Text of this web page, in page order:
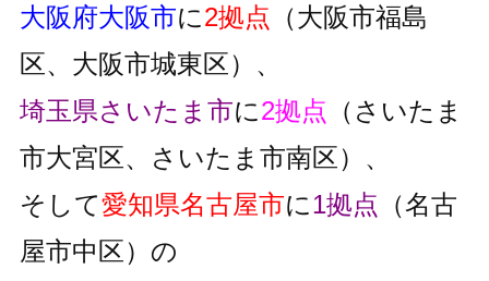
大阪府大阪市に2拠点 （大阪市福島
区、大阪市城東区）、
埼玉県さいたま市に2拠点 （さいたま
市大宮区、さいたま市南区）、
そして愛知県名古屋市に1拠点 （名古
屋市中区）の